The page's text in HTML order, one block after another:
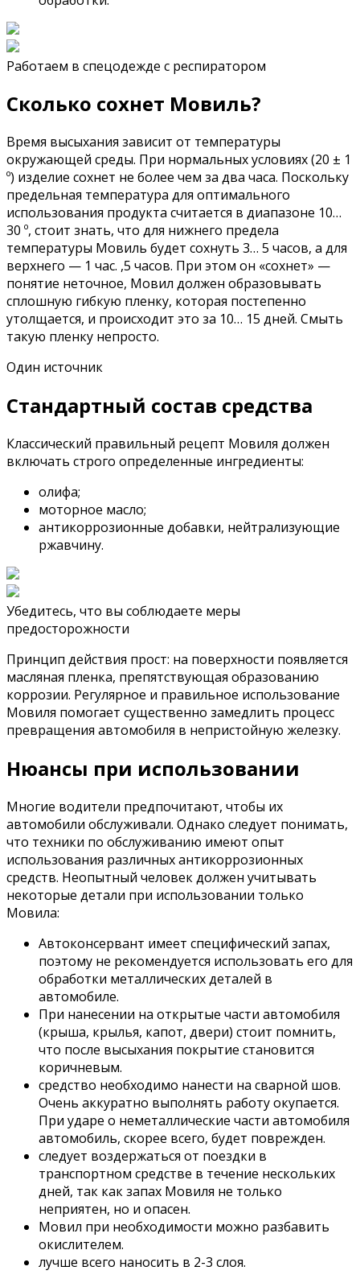
Работаем в спецодежде с респиратором
Сколько сохнет Мовиль?
Время высыхания зависит от температуры
окружающей среды. При нормальных условиях (20 ± 1
º) изделие сохнет не более чем за два часа. Поскольку
предельная температура для оптимального
использования продукта считается в диапазоне 10…
30 º, стоит знать, что для нижнего предела
температуры Мовиль будет сохнуть 3… 5 часов, а для
верхнего — 1 час. ,5 часов. При этом он «сохнет» —
понятие неточное, Мовил ​​должен образовывать
сплошную гибкую пленку, которая постепенно
утолщается, и происходит это за 10… 15 дней. Смыть
такую ​​пленку непросто.
Один источник
Стандартный состав средства
Классический правильный рецепт Мовиля должен
включать строго определенные ингредиенты:
олифа;
моторное масло;
антикоррозионные добавки, нейтрализующие
ржавчину.
Убедитесь, что вы соблюдаете меры
предосторожности
Принцип действия прост: на поверхности появляется
масляная пленка, препятствующая образованию
коррозии. Регулярное и правильное использование
Мовиля помогает существенно замедлить процесс
превращения автомобиля в непристойную железку.
Нюансы при использовании
Многие водители предпочитают, чтобы их
автомобили обслуживали. Однако следует понимать,
что техники по обслуживанию имеют опыт
использования различных антикоррозионных
средств. Неопытный человек должен учитывать
некоторые детали при использовании только
Мовила:
Автоконсервант имеет специфический запах,
поэтому не рекомендуется использовать его для
обработки металлических деталей в
автомобиле.
При нанесении на открытые части автомобиля
(крыша, крылья, капот, двери) стоит помнить,
что после высыхания покрытие становится
коричневым.
средство необходимо нанести на сварной шов.
Очень аккуратно выполнять работу окупается.
При ударе о неметаллические части автомобиля
автомобиль, скорее всего, будет поврежден.
следует воздержаться от поездки в
транспортном средстве в течение нескольких
дней, так как запах Мовиля не только
неприятен, но и опасен.
Мовил ​​при необходимости можно разбавить
окислителем.
лучше всего наносить в 2-3 слоя.